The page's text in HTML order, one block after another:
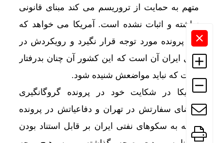
متهم به حمایت از تروریسم می کند مبنای قانونی
نداشته و اثبات نشده است. آمریکا می خواهد که
این پرونده مورد توجه قرار نگیرد و رویکردش در
قبال ایران آن است که این کشور آن چنان بدرفتار
است که نباید مواضعش شنیده شود.
آمریکا در شکایت خود در پرونده گروگانگیری
اعضای سفارتش در تهران و دفاعیاتش در پرونده
حمله به سکوهای نفتی ایران بر قابل استناد بودن